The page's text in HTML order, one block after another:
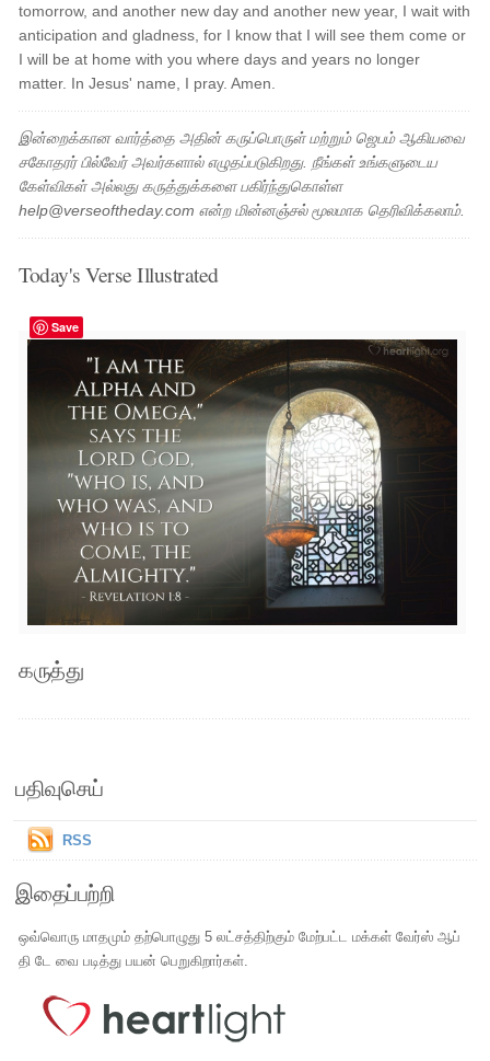
tomorrow, and another new day and another new year, I wait with
anticipation and gladness, for I know that I will see them come or
I will be at home with you where days and years no longer
matter. In Jesus' name, I pray. Amen.
இன்றைக்கான வார்த்தை அதின் கருப்பொருள் மற்றும் ஜெபம் ஆகியவை
சகோதரர் பில்வேர் அவர்களால் எழுதப்படுகிறது. நீங்கள் உங்களுடைய
கேள்விகள் அல்லது கருத்துக்களை பகிர்ந்துகொள்ள
help@verseoftheday.com என்ற மின்னஞ்சல் மூலமாக தெரிவிக்கலாம்.
Today's Verse Illustrated
Save
கருத்து
பதிவுசெய்
RSS
இதைப்பற்றி
ஒவ்வொரு மாதமும் தற்பொழுது 5 லட்சத்திற்கும் மேற்பட்ட மக்கள் வேர்ஸ் ஆப்
தி டே வை படித்து பயன் பெறுகிறார்கள்.